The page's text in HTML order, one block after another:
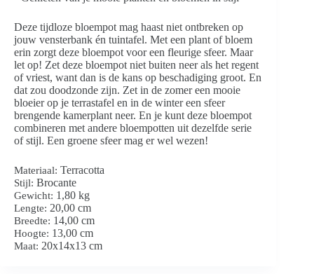
Deze tijdloze bloempot mag haast niet ontbreken op
jouw vensterbank én tuintafel. Met een plant of bloem
erin zorgt deze bloempot voor een fleurige sfeer. Maar
let op! Zet deze bloempot niet buiten neer als het regent
of vriest, want dan is de kans op beschadiging groot. En
dat zou doodzonde zijn. Zet in de zomer een mooie
bloeier op je terrastafel en in de winter een sfeer
brengende kamerplant neer. En je kunt deze bloempot
combineren met andere bloempotten uit dezelfde serie
of stijl. Een groene sfeer mag er wel wezen!
Materiaal: Terracotta
Stijl: Brocante
Gewicht: 1,80 kg
Lengte: 20,00 cm
Breedte: 14,00 cm
Hoogte: 13,00 cm
Maat: 20x14x13 cm